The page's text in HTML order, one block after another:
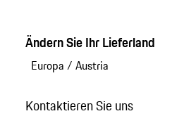
Ändern Sie Ihr Lieferland
Europa / Austria
Kontaktieren Sie uns